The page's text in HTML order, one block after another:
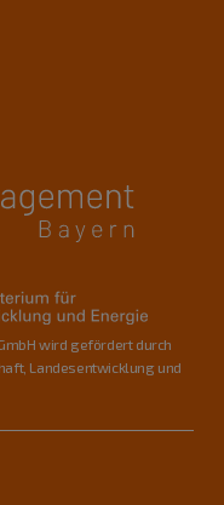
wird gefördert durch
Landesentwicklung und